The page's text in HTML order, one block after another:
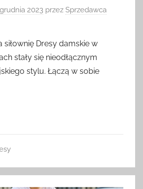
2023 przez Sprzedawca
siłownię Dresy damskie w
stały się nieodłącznym
stylu. Łączą w sobie